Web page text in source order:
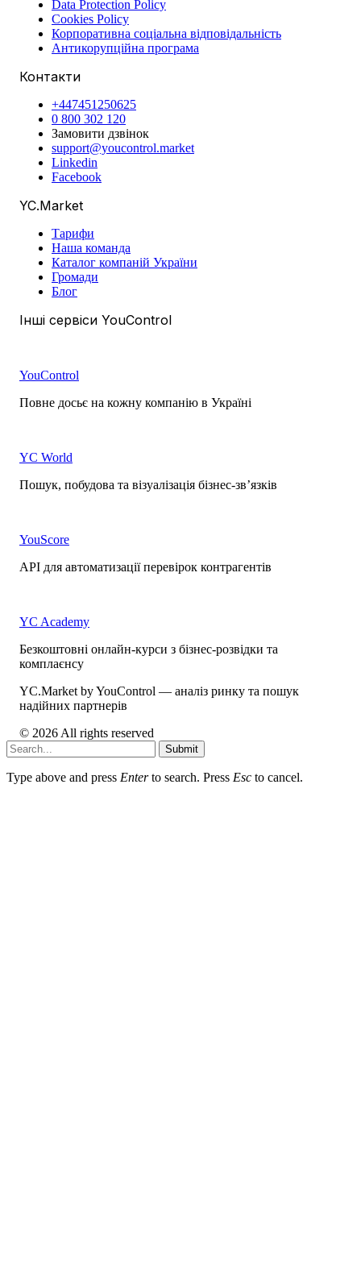
Data Protection Policy
Cookies Policy
Корпоративна соціальна відповідальність
Антикорупційна програма
Контакти
+447451250625
0 800 302 120
Замовити дзвінок
support@youcontrol.market
Linkedin
Facebook
YC.Market
Тарифи
Наша команда
Каталог компаній України
Громади
Блог
Інші сервіси YouControl
YouControl
Повне досьє на кожну компанію в Україні
YC World
Пошук, побудова та візуалізація бізнес-зв’язків
YouScore
API для автоматизації перевірок контрагентів
YC Academy
Безкоштовні онлайн-курси з бізнес-розвідки та
комплаєнсу
YC.Market by YouControl — аналіз ринку та пошук
надійних партнерів
© 2026 All rights reserved
Submit
Type above and press Enterto search. Press Esc to cancel.